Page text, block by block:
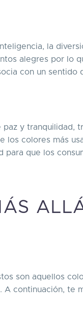
la
alegres por lo
con un sentido
y tranquilidad,
los colores más
para que los
son aquellos
continuación, te